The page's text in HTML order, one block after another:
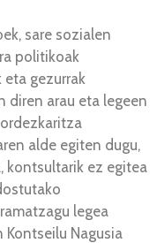
sare sozialen
politikoak
gezurrak
diren arau eta legeen
alde egiten dugu,
kontsultarik ez egitea
legea
Kontseilu Nagusia